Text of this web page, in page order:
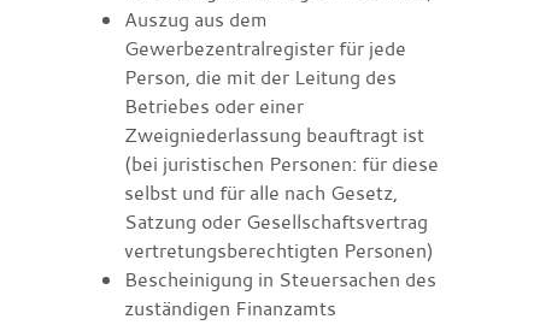
Auszug aus dem
Gewerbezentralregister für jede
Person, die mit der Leitung des
Betriebes oder einer
Zweigniederlassung beauftragt ist
(bei juristischen Personen: für diese
selbst und für alle nach Gesetz,
Satzung oder Gesellschaftsvertrag
vertretungsberechtigten Personen)
Bescheinigung in Steuersachen des
zuständigen Finanzamts